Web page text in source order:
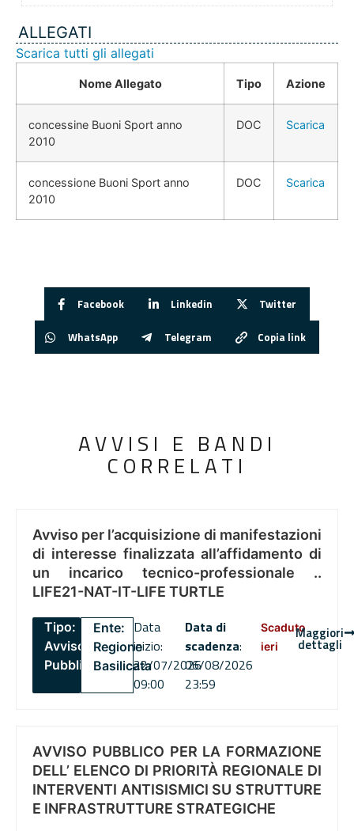
ALLEGATI
Scarica tutti gli allegati
Nome Allegato Tipo Azione
concessine Buoni Sport anno
2010
DOC Scarica
concessione Buoni Sport anno
2010
DOC Scarica
Facebook Linkedin Twitter
WhatsApp Telegram Copia link
AVVISI E BANDI
CORRELATI
Avviso per l’acquisizione di manifestazioni
di interesse finalizzata all’affidamento di
un incarico tecnico-professionale ..
LIFE21-NAT-IT-LIFE TURTLE
Tipo:
Avviso
Pubblico
Ente:
Regione
Basilicata
Data
inizio:
22/07/2026
09:00
Data di
scadenza:
06/08/2026
23:59
Scaduto
ieri
Maggiori
dettagli
AVVISO PUBBLICO PER LA FORMAZIONE
DELL’ ELENCO DI PRIORITÀ REGIONALE DI
INTERVENTI ANTISISMICI SU STRUTTURE
E INFRASTRUTTURE STRATEGICHE